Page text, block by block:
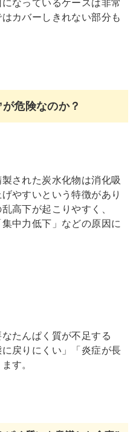
なっているケースは非常
カバーしきれない部分も
危険なのか？
された炭水化物は消化吸
やすいという特徴があり
高下が起こりやすく、
中力低下」などの原因に
たんぱく質が不足する
戻りにくい」「炎症が長
す。